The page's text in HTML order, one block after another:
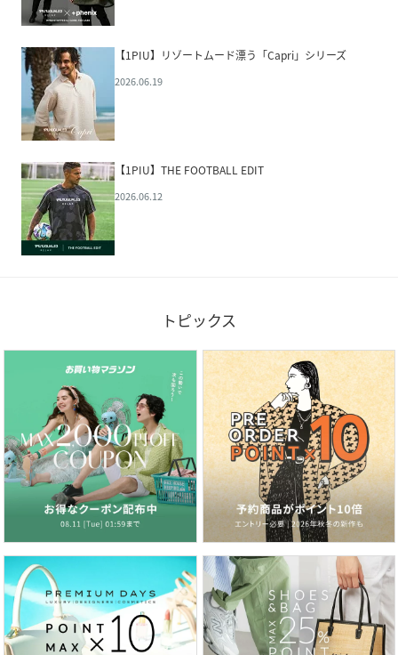
【1PIU】リゾートムード漂う「Capri」シリーズ
2026.06.19
【1PIU】THE FOOTBALL EDIT
2026.06.12
トピックス